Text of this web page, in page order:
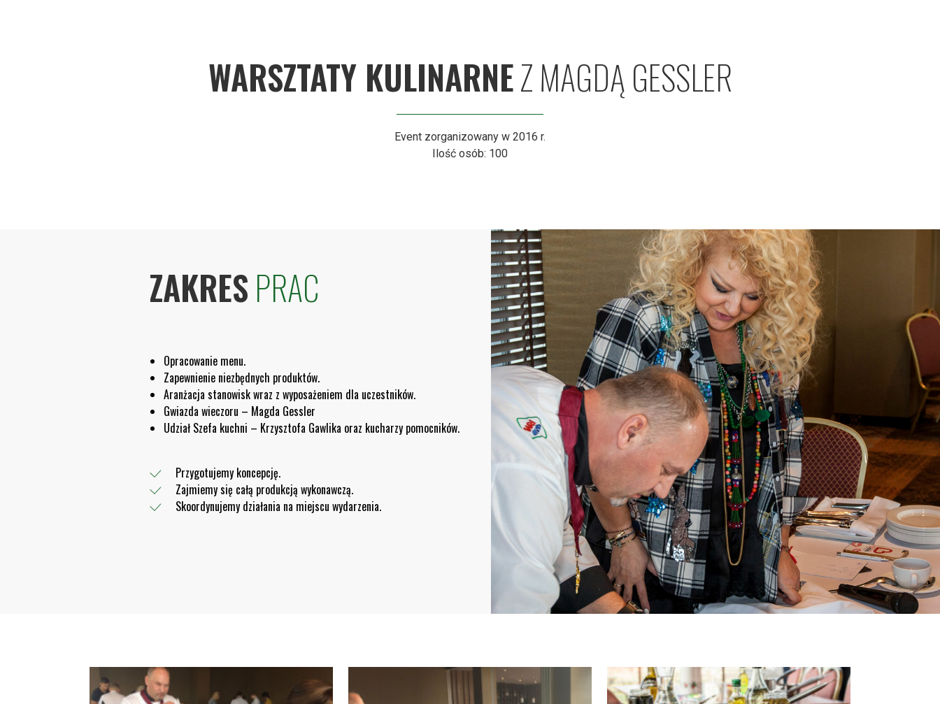
WARSZTATY KULINARNEZ MAGDĄ GESSLER
Event zorganizowany w 2016 r.
Ilość osób: 100
ZAKRES PRAC
Opracowanie menu.
Zapewnienie niezbędnych produktów.
Aranżacja stanowisk wraz z wyposażeniem dla uczestników.
Gwiazda wieczoru – Magda Gessler
Udział Szefa kuchni – Krzysztofa Gawlika oraz kucharzy pomocników.
Przygotujemy koncepcję.
Zajmiemy się całą produkcją wykonawczą.
Skoordynujemy działania na miejscu wydarzenia.